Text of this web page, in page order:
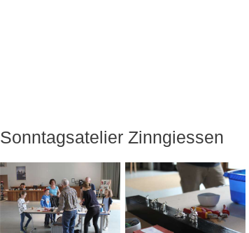
Sonntagsatelier Zinngiessen